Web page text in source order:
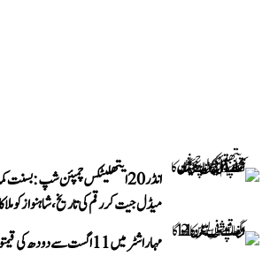
انڈر 20 ایتھلیٹکس چمپئن شپ:
میڈل جیت کر رقم کی تاریخ، شاہنواز کو ملا